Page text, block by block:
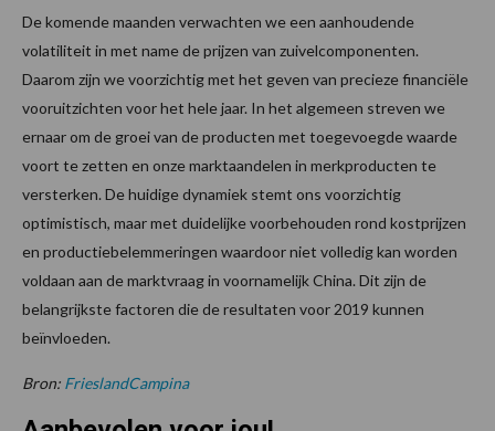
De komende maanden verwachten we een aanhoudende
volatiliteit in met name de prijzen van zuivelcomponenten.
Daarom zijn we voorzichtig met het geven van precieze financiële
vooruitzichten voor het hele jaar. In het algemeen streven we
ernaar om de groei van de producten met toegevoegde waarde
voort te zetten en onze marktaandelen in merkproducten te
versterken. De huidige dynamiek stemt ons voorzichtig
optimistisch, maar met duidelijke voorbehouden rond kostprijzen
en productiebelemmeringen waardoor niet volledig kan worden
voldaan aan de marktvraag in voornamelijk China. Dit zijn de
belangrijkste factoren die de resultaten voor 2019 kunnen
beïnvloeden.
Bron: FrieslandCampina